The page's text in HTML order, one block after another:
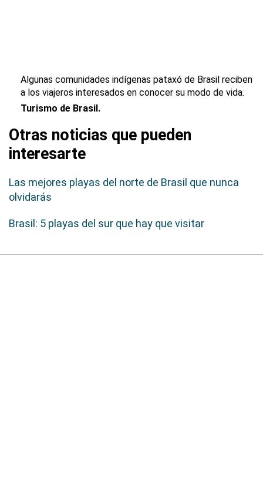
Algunas comunidades indígenas pataxó de Brasil reciben
a los viajeros interesados en conocer su modo de vida.
Turismo de Brasil.
Otras noticias que pueden
interesarte
Las mejores playas del norte de Brasil que nunca
olvidarás
Brasil: 5 playas del sur que hay que visitar